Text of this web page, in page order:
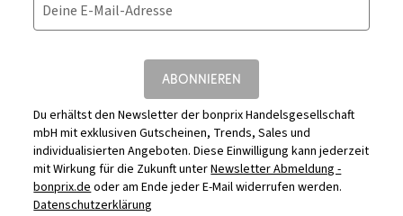
Deine E-Mail-Adresse
ABONNIEREN
Du erhältst den Newsletter der bonprix Handelsgesellschaft
mbH mit exklusiven Gutscheinen, Trends, Sales und
individualisierten Angeboten. Diese Einwilligung kann jederzeit
mit Wirkung für die Zukunft unterNewsletter Abmeldung -
bonprix.deoder am Ende jeder E-Mail widerrufen werden.
Datenschutzerklärung